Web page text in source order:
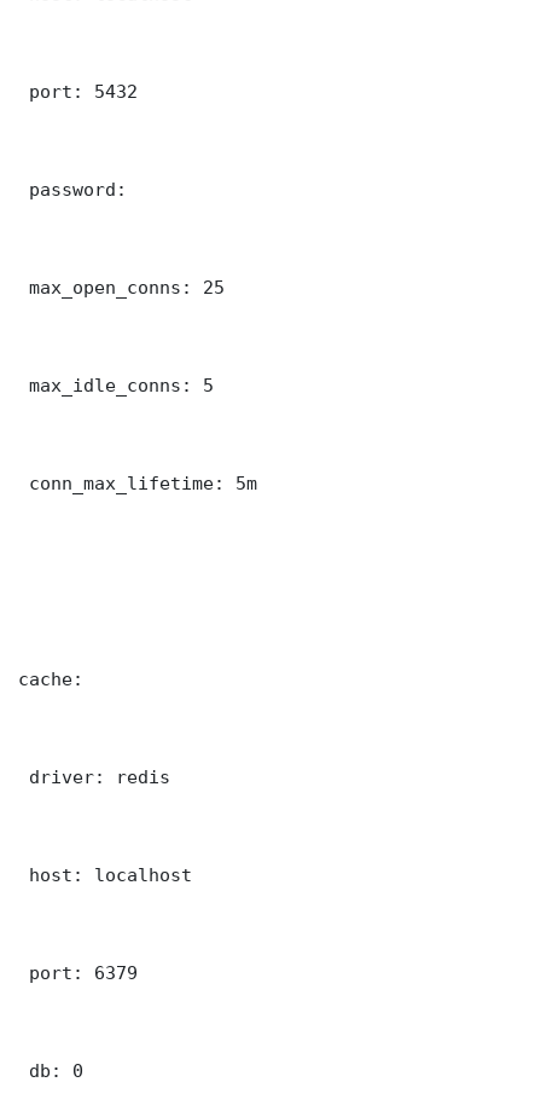
port: 5432
password:
max_open_conns: 25
max_idle_conns: 5
conn_max_lifetime: 5m
cache:
driver: redis
host: localhost
port: 6379
db: 0